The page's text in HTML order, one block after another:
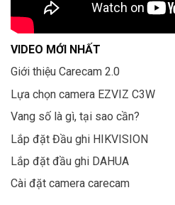
VIDEO MỚI NHẤT
Giới thiệu Carecam 2.0
Lựa chọn camera EZVIZ C3W
Vang số là gì, tại sao cần?
Lắp đặt Đầu ghi HIKVISION
Lắp đặt đầu ghi DAHUA
Cài đặt camera carecam